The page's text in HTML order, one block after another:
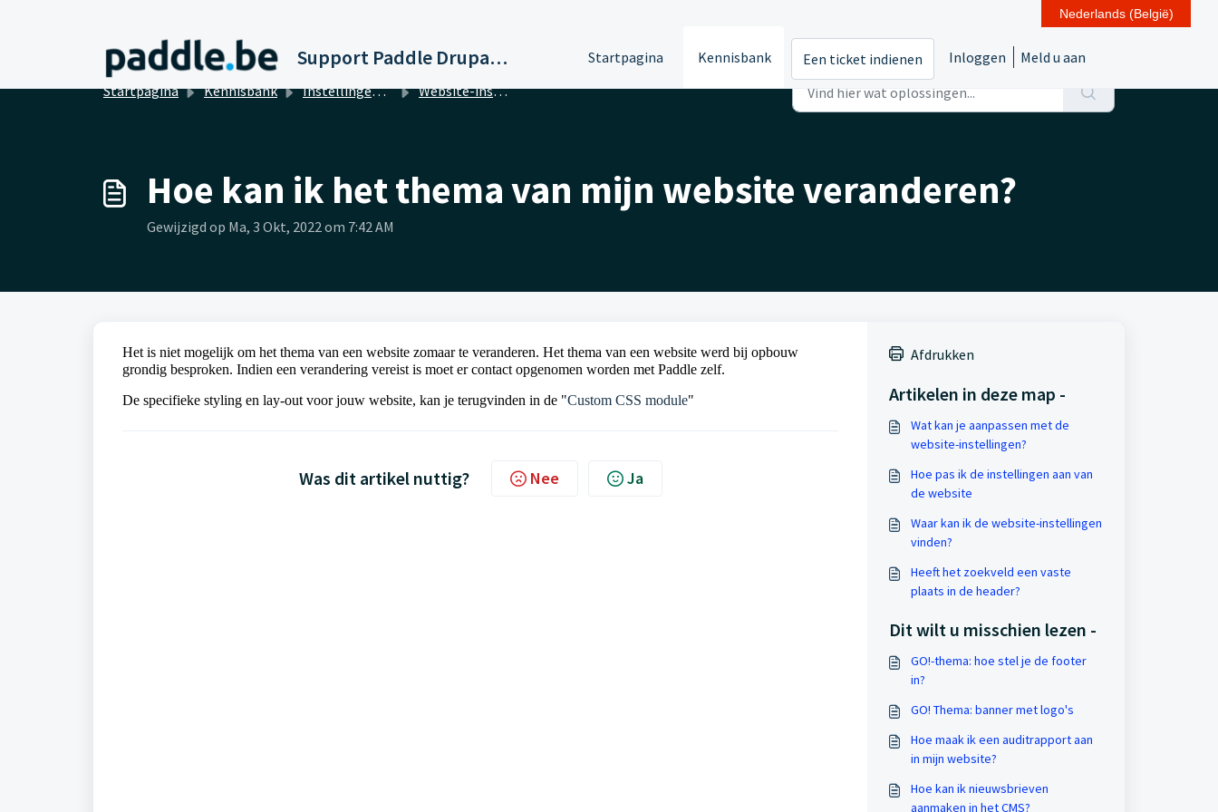
Support Paddle Drupal 11 Startpagina Kennisbank Een ticket indienen Inloggen
Meld u aan
Startpagina
Kennisbank Instellingen van de website Website-instellingen
Hoe kan ik het thema van mijn website veranderen?
Gewijzigd op Ma, 3 Okt, 2022 om 7:42 AM
Het is niet mogelijk om het thema van een website zomaar te veranderen. Het thema van een website werd bij opbouw
grondig besproken. Indien een verandering vereist is moet er contact opgenomen worden met Paddle zelf.
De specifieke styling en lay-out voor jouw website, kan je terugvinden in de "Custom CSS module"
Was dit artikel nuttig? Nee Ja
Afdrukken
Artikelen in deze map -
Wat kan je aanpassen met de
website-instellingen?
Hoe pas ik de instellingen aan van
de website
Waar kan ik de website-instellingen
vinden?
Heeft het zoekveld een vaste
plaats in de header?
Dit wilt u misschien lezen -
GO!-thema: hoe stel je de footer
in?
GO! Thema: banner met logo's
Hoe maak ik een auditrapport aan
in mijn website?
Hoe kan ik nieuwsbrieven
aanmaken in het CMS?
Nederlands (België)